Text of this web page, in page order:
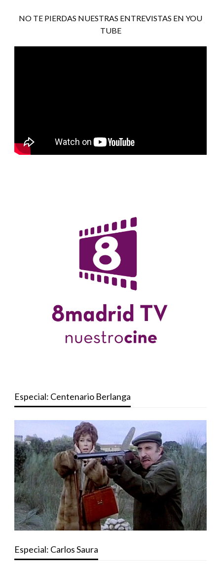
NO TE PIERDAS NUESTRAS ENTREVISTAS EN YOU
TUBE
Especial: Centenario Berlanga
Especial: Carlos Saura